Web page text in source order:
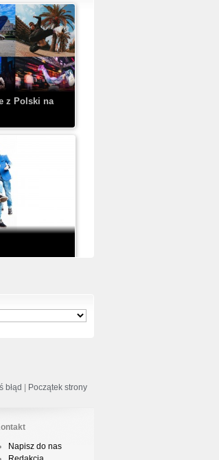
klipie: HRYPA
/
z Polski na
błąd | Początek strony
Napisz do nas